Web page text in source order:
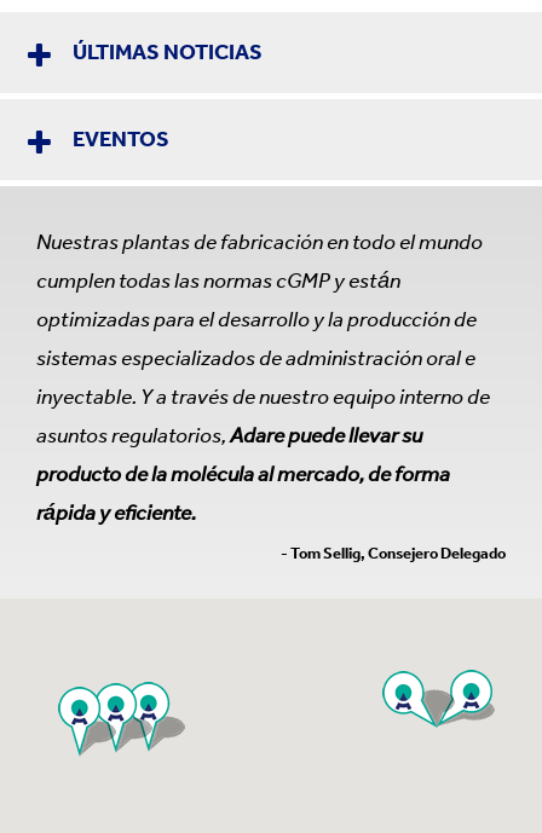
ÚLTIMAS NOTICIAS
EVENTOS
Nuestras plantas de fabricación en todo el mundo
cumplen todas las normas cGMP y están
optimizadas para el desarrollo y la producción de
sistemas especializados de administración oral e
inyectable. Y a través de nuestro equipo interno de
asuntos regulatorios,Adare puede llevar su
producto de la molécula al mercado, de forma
rápida y eficiente.
- Tom Sellig, Consejero Delegado